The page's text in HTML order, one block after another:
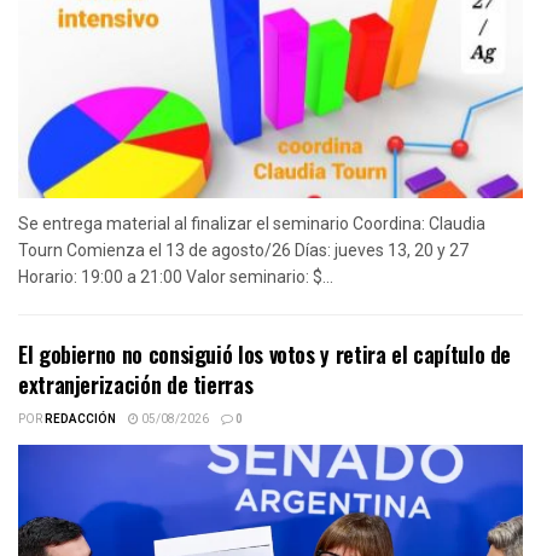
Se entrega material al finalizar el seminario Coordina: Claudia
Tourn Comienza el 13 de agosto/26 Días: jueves 13, 20 y 27
Horario: 19:00 a 21:00 Valor seminario: $...
El gobierno no consiguió los votos y retira el capítulo de
extranjerización de tierras
PORREDACCIÓN 05/08/2026 0